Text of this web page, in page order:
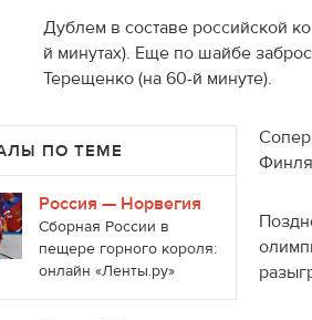
Дублем в составе российской
й минутах). Еще по шайбе
Терещенко (на 60-й минуте).
ПО ТЕМЕ
Россия — Норвегия
Сборная России в
пещере горного короля:
онлайн «Ленты.ру»